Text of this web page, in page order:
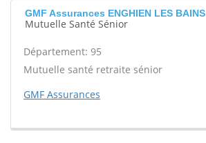
GMF Assurances ENGHIEN LES BAINS
Mutuelle Santé Sénior
Département: 95
Mutuelle santé retraite sénior
GMF Assurances